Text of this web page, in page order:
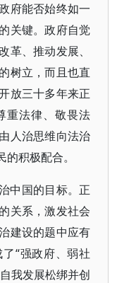
府能否始终如一
关键。政府自觉
革、推动发展、
树立，而且也直
放三十多年来正
重法律、敬畏法
人治思维向法治
积极配合。
中国的目标。正
关系，激发社会
建设的题中应有
“强政府、弱社
我发展松绑并创